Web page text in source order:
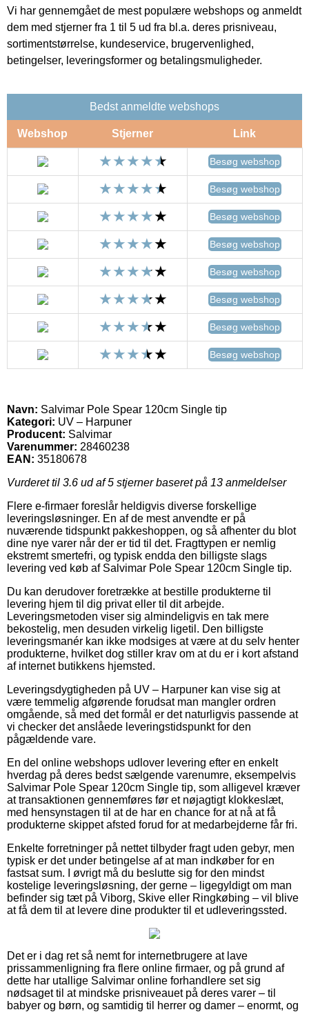
Vi har gennemgået de mest populære webshops og anmeldt
dem med stjerner fra 1 til 5 ud fra bl.a. deres prisniveau,
sortimentstørrelse, kundeservice, brugervenlighed,
betingelser, leveringsformer og betalingsmuligheder.
Bedst anmeldte webshops
Webshop Stjerner Link
Besøg webshop
Besøg webshop
Besøg webshop
Besøg webshop
Besøg webshop
Besøg webshop
Besøg webshop
Besøg webshop
Navn: Salvimar Pole Spear 120cm Single tip
Kategori: UV – Harpuner
Producent: Salvimar
Varenummer: 28460238
EAN: 35180678
Vurderet til 3.6 ud af 5 stjerner baseret på 13 anmeldelser
Flere e-firmaer foreslår heldigvis diverse forskellige
leveringsløsninger. En af de mest anvendte er på
nuværende tidspunkt pakkeshoppen, og så afhenter du blot
dine nye varer når der er tid til det. Fragttypen er nemlig
ekstremt smertefri, og typisk endda den billigste slags
levering ved køb af Salvimar Pole Spear 120cm Single tip.
Du kan derudover foretrække at bestille produkterne til
levering hjem til dig privat eller til dit arbejde.
Leveringsmetoden viser sig almindeligvis en tak mere
bekostelig, men desuden virkelig ligetil. Den billigste
leveringsmanér kan ikke modsiges at være at du selv henter
produkterne, hvilket dog stiller krav om at du er i kort afstand
af internet butikkens hjemsted.
Leveringsdygtigheden på UV – Harpuner kan vise sig at
være temmelig afgørende forudsat man mangler ordren
omgående, så med det formål er det naturligvis passende at
vi checker det anslåede leveringstidspunkt for den
pågældende vare.
En del online webshops udlover levering efter en enkelt
hverdag på deres bedst sælgende varenumre, eksempelvis
Salvimar Pole Spear 120cm Single tip, som alligevel kræver
at transaktionen gennemføres før et nøjagtigt klokkeslæt,
med hensynstagen til at de har en chance for at nå at få
produkterne skippet afsted forud for at medarbejderne får fri.
Enkelte forretninger på nettet tilbyder fragt uden gebyr, men
typisk er det under betingelse af at man indkøber for en
fastsat sum. I øvrigt må du beslutte sig for den mindst
kostelige leveringsløsning, der gerne – ligegyldigt om man
befinder sig tæt på Viborg, Skive eller Ringkøbing – vil blive
at få dem til at levere dine produkter til et udleveringssted.
Det er i dag ret så nemt for internetbrugere at lave
prissammenligning fra flere online firmaer, og på grund af
dette har utallige Salvimar online forhandlere set sig
nødsaget til at mindske prisniveauet på deres varer – til
babyer og børn, og samtidig til herrer og damer – enormt, og